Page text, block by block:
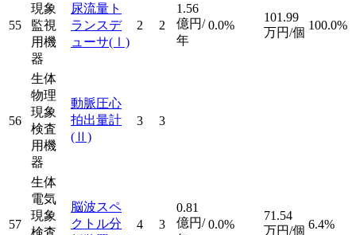
55
現象
監視
用機
器
尿流量ト
ランスデ
ューサ(Ⅰ)
2 2
1.56
億円/
年
0.0%
101.99
万円/個
100.0%
56
生体
物理
現象
検査
用機
器
動脈圧心
拍出量計
(Ⅱ)
3 3
57
生体
電気
現象
脳波スペ
クトル分
4 3
0.81
億円/ 0.0%
71.54
万円/個 6.4%